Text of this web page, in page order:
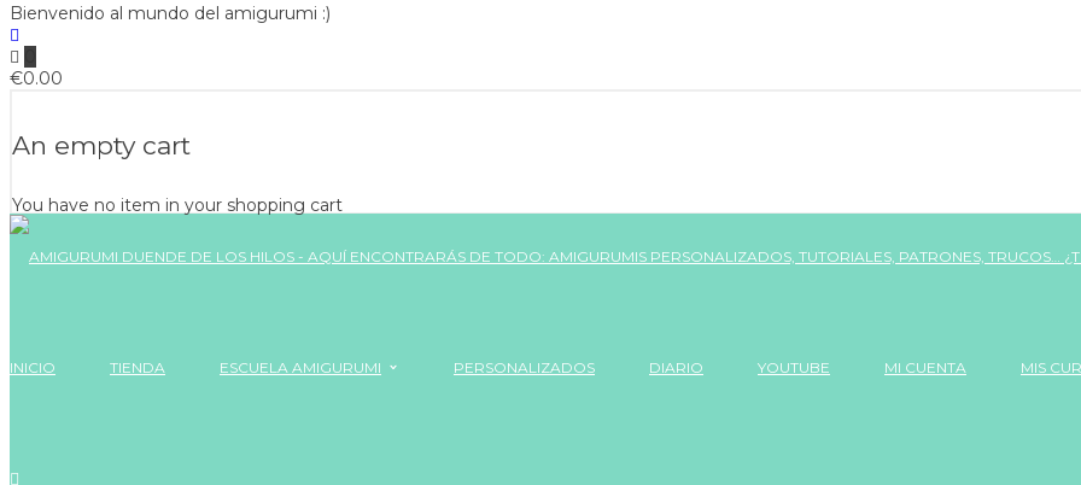
Bienvenido al mundo del amigurumi :)
€0.00
An empty cart
You have no item in your shopping cart
INICIO TIENDA ESCUELA AMIGURUMI PERSONALIZADOS DIARIO YOUTUBE MI CUENTA MIS